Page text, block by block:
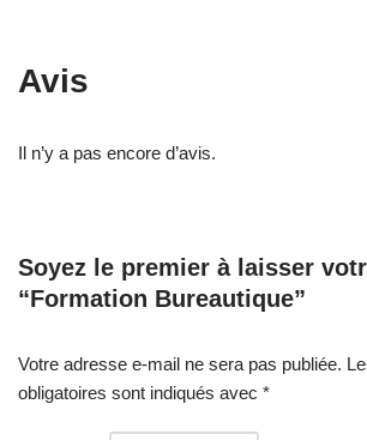
Avis
Il n’y a pas encore d’avis.
Soyez le premier à laisser
“Formation Bureautique”
Votre adresse e-mail ne sera pas publiée.
obligatoires sont indiqués avec *